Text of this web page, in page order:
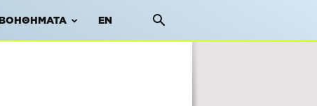
ΒΟΗΘΉΜΑΤΑ EN